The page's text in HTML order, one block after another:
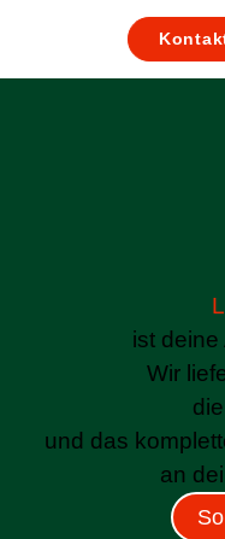
ist deine
Wir
und das
an